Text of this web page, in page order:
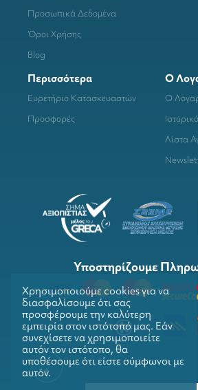
Προσωπικά Δεδομένα
Όροι Χρήσης
Blog
Περισσότερα
Ευρετήριο Κατασκευαστών
Προσφορές
Ο
Ο
Λίστα
Υποστηρίζουμε
Χρησιμοποιούμε cookies για να
διασφαλίσουμε ότι σας
προσφέρουμε την καλύτερη
εμπειρία στον ιστότοπό μας. Εάν
συνεχίσετε να χρησιμοποιείτε
αυτόν τον ιστότοπο, θα
υποθέσουμε ότι είστε σύμφωνοι με
αυτόν.